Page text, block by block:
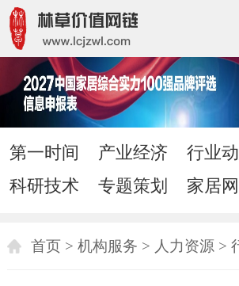
第一时间 产业经济 行业
科研技术
专题策划 家居
首页 > 机构服务 > 人力资源 >